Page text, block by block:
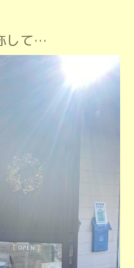
して…